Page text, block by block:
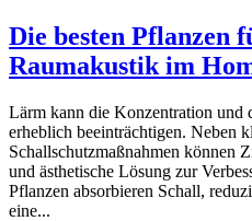
Die besten Pflanzen
Raumakustik im
Lärm kann die Konzentration und
erheblich beeinträchtigen. Neben
Schallschutzmaßnahmen können
und ästhetische Lösung zur
Pflanzen absorbieren Schall,
eine...